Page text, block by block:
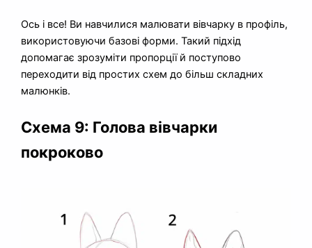
Ось і все! Ви навчилися малювати вівчарку в профіль,
використовуючи базові форми. Такий підхід
допомагає зрозуміти пропорції й поступово
переходити від простих схем до більш складних
малюнків.
Схема 9: Голова вівчарки
покроково